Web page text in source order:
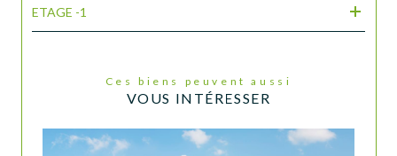
ETAGE -1
Ces biens peuvent aussi
VOUS INTÉRESSER